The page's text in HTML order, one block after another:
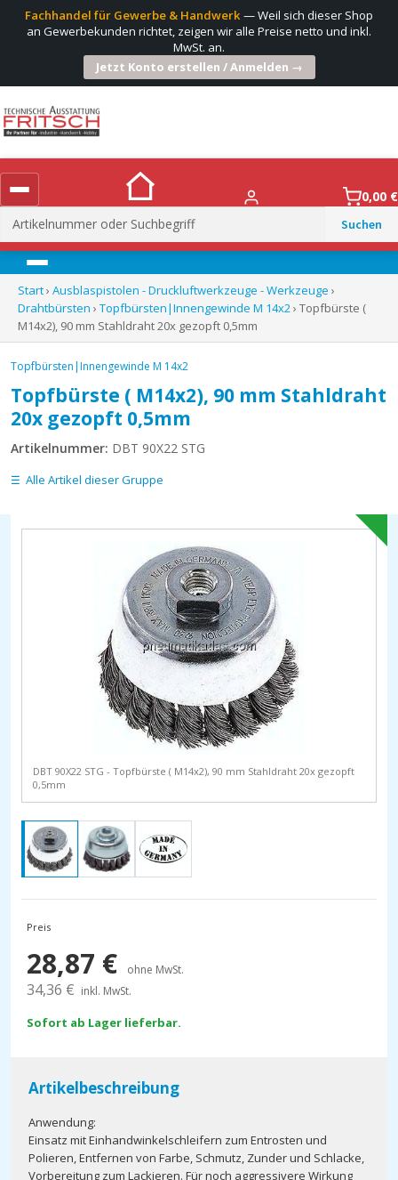
Fachhandel für Gewerbe & Handwerk— Weil sich dieser Shop
an Gewerbekunden richtet, zeigen wir alle Preise netto und inkl.
MwSt. an.
Jetzt Konto erstellen / Anmelden →
Suchen
nach:
0,00 €
Menü
Start› Ausblaspistolen - Druckluftwerkzeuge - Werkzeuge ›
Drahtbürsten › Topfbürsten|Innengewinde M 14x2› Topfbürste (
M14x2), 90 mm Stahldraht 20x gezopft 0,5mm
Topfbürsten|Innengewinde M 14x2
Topfbürste ( M14x2), 90 mm Stahldraht
20x gezopft 0,5mm
Artikelnummer: DBT 90X22 STG
Alle Artikel dieser Gruppe
DBT 90X22 STG - Topfbürste ( M14x2), 90 mm Stahldraht 20x gezopft
0,5mm
Preis
28,87 € ohne MwSt.
34,36 € inkl. MwSt.
Sofort ab Lager lieferbar.
Artikelbeschreibung
Anwendung:
Einsatz mit Einhandwinkelschleifern zum Entrosten und
Polieren, Entfernen von Farbe, Schmutz, Zunder und Schlacke,
Vorbereitung zum Lackieren. Für noch aggressivere Wirkung